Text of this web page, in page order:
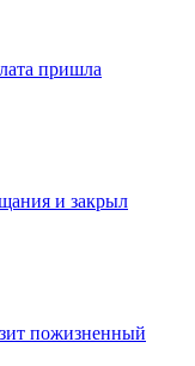
пришла
и закрыл
пожизненный